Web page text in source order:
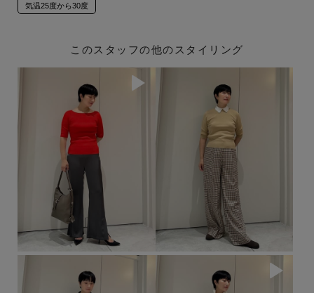
気温25度から30度
このスタッフの他のスタイリング